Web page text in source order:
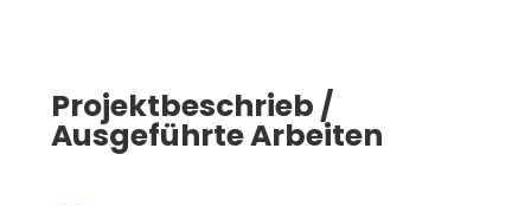
Projektbeschrieb /
Ausgeführte Arbeiten